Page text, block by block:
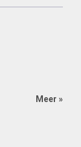
Meer »